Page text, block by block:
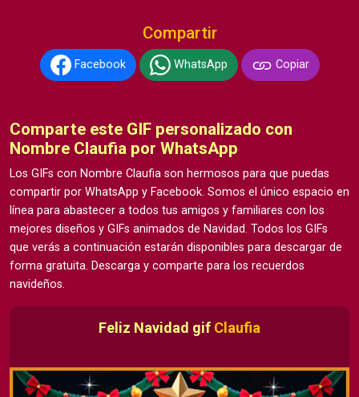
Compartir
Facebook WhatsApp Copiar
Comparte este GIF personalizado con
Nombre Claufia por WhatsApp
Los GIFs con Nombre Claufia son hermosos para que puedas
compartir por WhatsApp y Facebook. Somos el único espacio en
línea para abastecer a todos tus amigos y familiares con los
mejores diseños y GIFs animados de Navidad. Todos los GIFs
que verás a continuación estarán disponibles para descargar de
forma gratuita. Descarga y comparte para los recuerdos
navideños.
Feliz Navidad gif Claufia